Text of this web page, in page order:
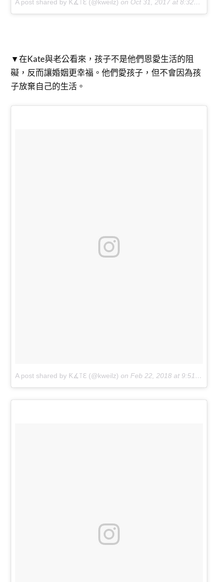
A post shared by Ƙ∡꓄ℇ (@kweilz) on Oct 31, 2017 at 8:32am PDT
▼在Kate與老公看來，孩子不是他們恩愛生活的阻
礙，反而讓婚姻更幸福。他們愛孩子，但不會因為孩
子放棄自己的生活。
A post shared by Ƙ∡꓄ℇ (@kweilz) onFeb 22, 2018 at 9:51am PST